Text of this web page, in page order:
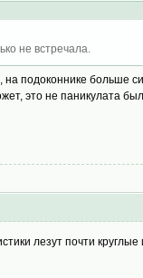
не встречала.
на подоконнике больше
это не паникулата
лезут почти